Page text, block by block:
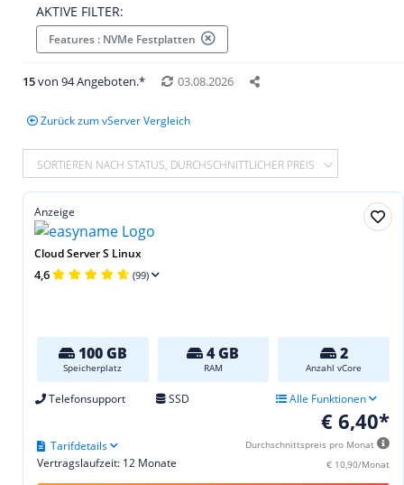
AKTIVE FILTER:
Features : NVMe Festplatten
15von 94 Angeboten.* 03.08.2026
Zurück zum vServer Vergleich
SORTIEREN NACH STATUS, DURCHSCHNITTLICHER PREIS
Anzeige
Cloud Server S Linux
4,6 (99)
100 GB
Speicherplatz
4 GB
RAM
2
Anzahl vCore
Telefonsupport SSD Alle Funktionen
€ 6,40*
Durchschnittspreis pro Monat
€ 10,90/Monat
Vertragslaufzeit: 12 Monate
Tarifdetails